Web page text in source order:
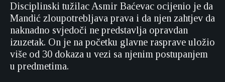
Disciplinski tužilac Asmir Baćevac ocijenio je da
Mandić zloupotrebljava prava i da njen zahtjev da
naknadno svjedoči ne predstavlja opravdan
izuzetak. On je na početku glavne rasprave uložio
više od 30 dokaza u vezi sa njenim postupanjem
u predmetima.